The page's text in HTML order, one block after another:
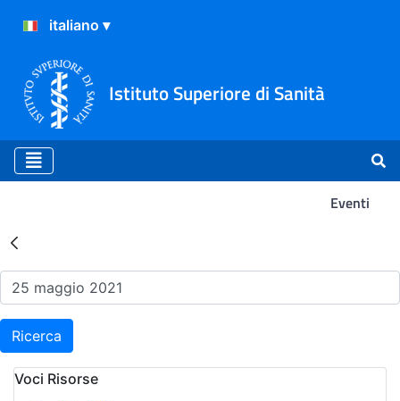
Istituto Superiore di Sanità
Eventi
Risultati della Ricerca -
Ricerca
Voci Risorse